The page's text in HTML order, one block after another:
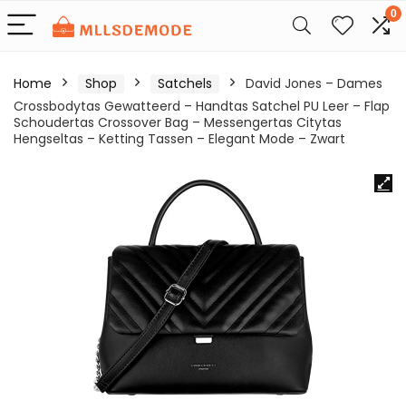
0
Home Shop Satchels
David Jones – Dames
Crossbodytas Gewatteerd – Handtas Satchel PU Leer – Flap
Schoudertas Crossover Bag – Messengertas Citytas
Hengseltas – Ketting Tassen – Elegant Mode – Zwart